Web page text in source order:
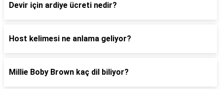
Devir için ardiye ücreti nedir?
Host kelimesi ne anlama geliyor?
Millie Boby Brown kaç dil biliyor?